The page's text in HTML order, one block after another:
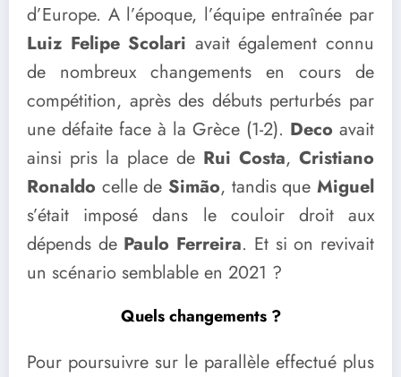
d’Europe. A l’époque, l’équipe entraînée par
Luiz Felipe Scolari avait également connu
de nombreux changements en cours de
compétition, après des débuts perturbés par
une défaite face à la Grèce (1-2). Deco avait
ainsi pris la place de Rui Costa, Cristiano
Ronaldo celle de Simão, tandis que Miguel
s’était imposé dans le couloir droit aux
dépends de Paulo Ferreira. Et si on revivait
un scénario semblable en 2021 ?
Quels changements ?
Pour poursuivre sur le parallèle effectué plus